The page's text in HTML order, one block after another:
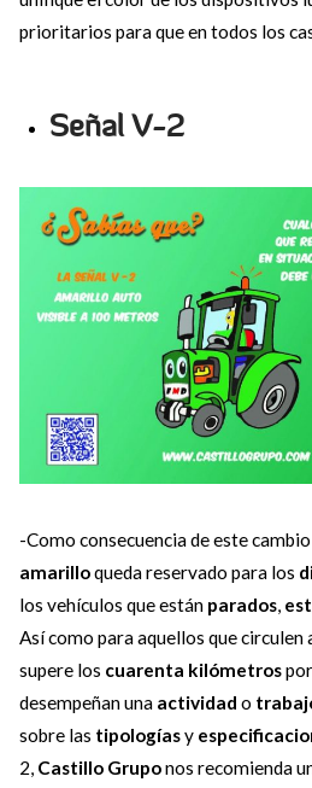
prioritarios para que en todos los
Señal V-2
-Como consecuencia de este
amarilloqueda reservado para los
los vehículos que estánparados,
Así como para aquellos que circulen
supere los cuarenta kilómetros
desempeñan una actividad o
sobre las tipologíasy
2, Castillo Gruponos recomienda